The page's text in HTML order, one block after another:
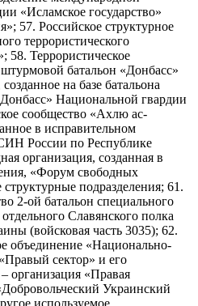
«Исламское государство»
57. Российское структурное
террористического
Террористическое
батальон «Донбасс»
на базе батальона
Национальной гвардии
сообщество «Ахлю ас-
в исправительном
России по Республике
организация, созданная в
«Форум свободных
структурные подразделения; 61.
2-ой батальон специального
Славянского полка
(войсковая часть 3035); 62.
объединение «Национально-
сектор» и его
организация «Правая
Украинский
используемое